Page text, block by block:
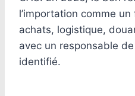
l’importation comme
achats, logistique,
avec un responsable
identifié.